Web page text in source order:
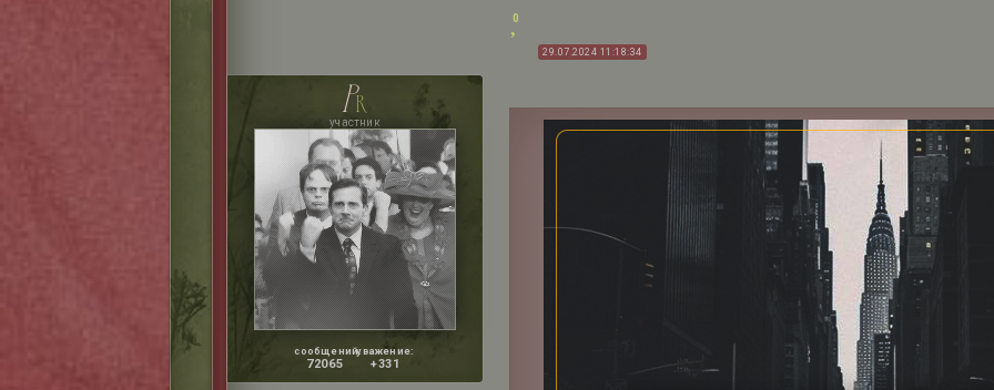
0
29.07.2024 11:18:34
pr
участник
сообщений:
72065
уважение:
+331